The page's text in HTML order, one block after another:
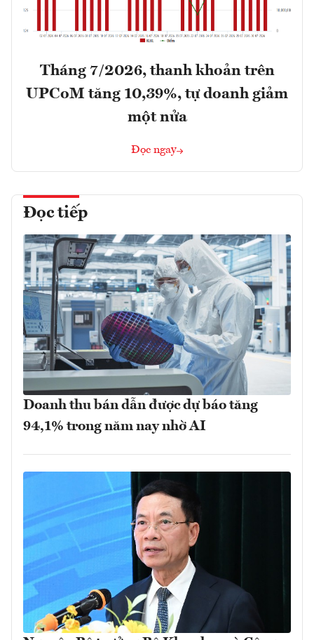
Tháng 7/2026, thanh khoản trên
UPCoM tăng 10,39%, tự doanh giảm
một nửa
Đọc ngay
Đọc tiếp
Doanh thu bán dẫn được dự báo tăng
94,1% trong năm nay nhờ AI